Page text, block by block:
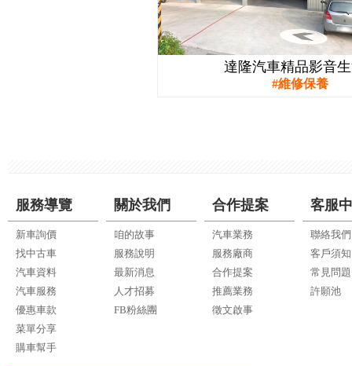
達隆汽車精品影音
維修保養
服務導覽
新車詢價
找中古車
汽車資料
汽車服務
優惠車款
菜單分享
購車幫手
關於我們
咱的故事
服務說明
最新消息
人才招募
FB粉絲團
合作提案
汽車業務
服務廠商
合作提案
推薦業務
徵文啟事
客服
聯絡我們
客戶須知
常見問題
許願池